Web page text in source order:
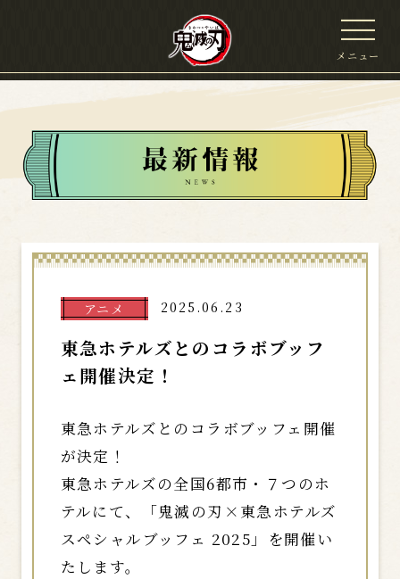
メニュー
アニメ 2025.06.23
東急ホテルズとのコラボブッフ
ェ開催決定！
東急ホテルズとのコラボブッフェ開催
が決定！
東急ホテルズの全国6都市・７つのホ
テルにて、「鬼滅の刃×東急ホテルズ
スペシャルブッフェ 2025」を開催い
たします。